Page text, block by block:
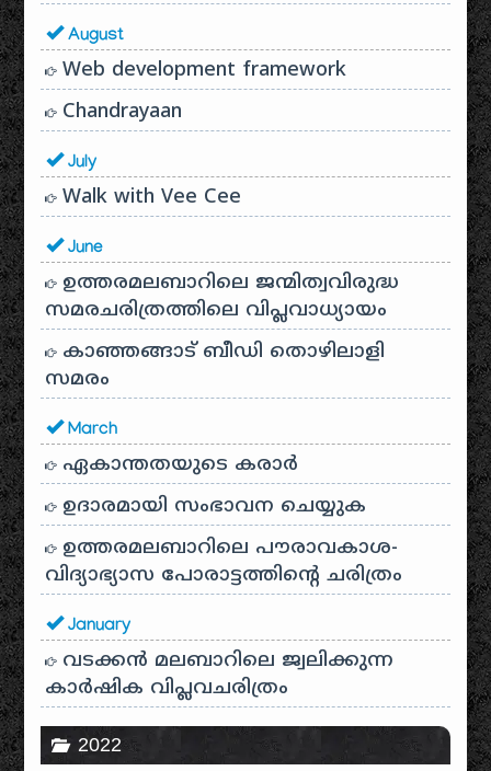
August
Web development framework
Chandrayaan
July
Walk with Vee Cee
June
ഉത്തരമലബാറിലെ ജന്മിത്വവിരുദ്ധ
സമരചരിത്രത്തിലെ വിപ്ലവാധ്യായം
കാഞ്ഞങ്ങാട് ബീഡി തൊഴിലാളി
സമരം
March
ഏകാന്തതയുടെ കരാർ
ഉദാരമായി സംഭാവന ചെയ്യുക
ഉത്തരമലബാറിലെ പൗരാവകാശ-
വിദ്യാഭ്യാസ പോരാട്ടത്തിന്റെ ചരിത്രം
January
വടക്കൻ മലബാറിലെ ജ്വലിക്കുന്ന
കാർഷിക വിപ്ലവചരിത്രം
2022